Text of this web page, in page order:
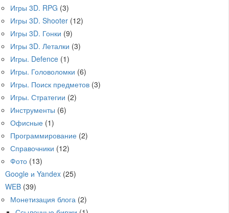
Игры 3D. RPG (3)
Игры 3D. Shooter (12)
Игры 3D. Гонки (9)
Игры 3D. Леталки (3)
Игры. Defence (1)
Игры. Головоломки (6)
Игры. Поиск предметов (3)
Игры. Стратегии (2)
Инструменты (6)
Офисные (1)
Программирование (2)
Справочники (12)
Фото (13)
Google и Yandex (25)
WEB (39)
Монетизация блога (2)